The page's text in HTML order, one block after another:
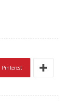
Pinterest